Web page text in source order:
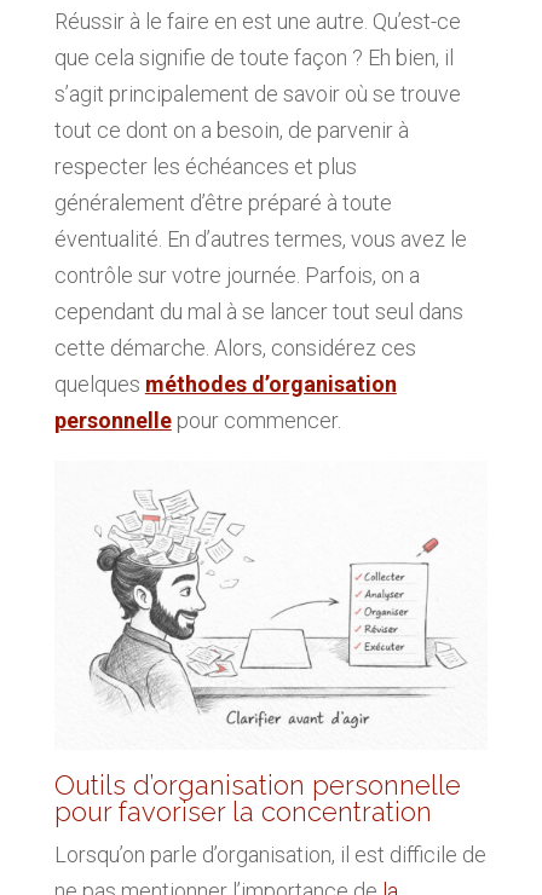
Réussir à le faire en est une autre. Qu’est-ce
que cela signifie de toute façon ? Eh bien, il
s’agit principalement de savoir où se trouve
tout ce dont on a besoin, de parvenir à
respecter les échéances et plus
généralement d’être préparé à toute
éventualité. En d’autres termes, vous avez le
contrôle sur votre journée. Parfois, on a
cependant du mal à se lancer tout seul dans
cette démarche. Alors, considérez ces
quelques méthodes d’organisation
personnellepour commencer.
Outils d’organisation personnelle
pour favoriser la concentration
Lorsqu’on parle d’organisation, il est difficile de